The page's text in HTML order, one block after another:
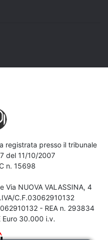
registrata presso il tribunale
del 11/10/2007
n. 15698
Via NUOVA VALASSINA, 4
C.F.03062910132
- REA n. 293834
Euro 30.000 i.v.